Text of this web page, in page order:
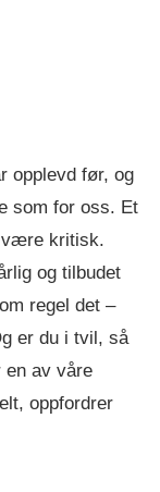
opplevd før, og
som for oss. Et
være kritisk.
og tilbudet
regel det –
er du i tvil, så
en av våre
oppfordrer